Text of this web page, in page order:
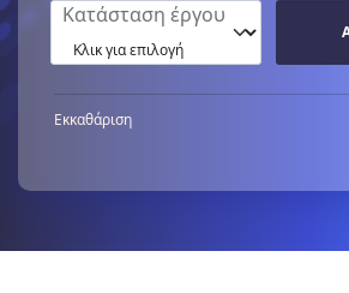
Κατάσταση έργου
Εκκαθάριση